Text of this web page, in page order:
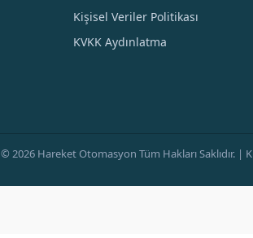
Kişisel Veriler Politikası
KVKK Aydınlatma
© 2026 Hareket Otomasyon Tüm Hakları Saklıdır. |